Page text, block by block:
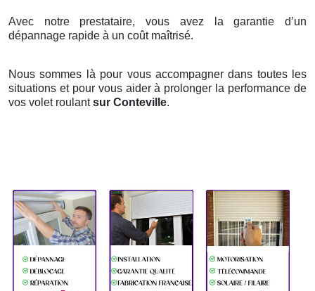
Avec notre prestataire, vous avez la garantie d’un
dépannage rapide à un coût maîtrisé.
Nous sommes là pour vous accompagner dans toutes les
situations et pour vous aider à prolonger la performance de
vos volet roulantsur Conteville.